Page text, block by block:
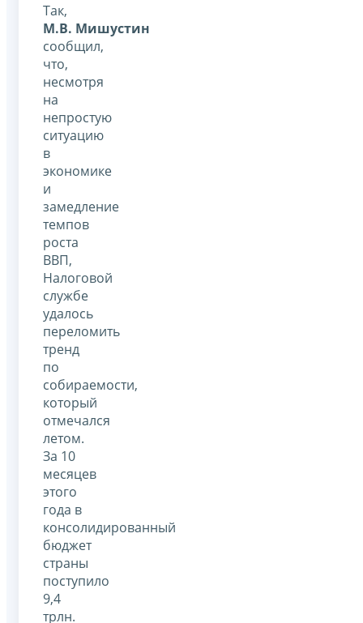
Так,
М.В. Мишустин
сообщил,
что,
несмотря
на
непростую
ситуацию
в
экономике
и
замедление
темпов
роста
ВВП,
Налоговой
службе
удалось
переломить
тренд
по
собираемости,
который
отмечался
летом.
За 10
месяцев
этого
года в
консолидированный
бюджет
страны
поступило
9,4
трлн.